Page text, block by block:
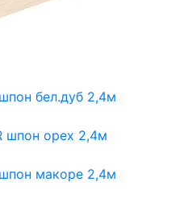
бел.дуб 2,4м
шпон орех 2,4м
макоре 2,4м